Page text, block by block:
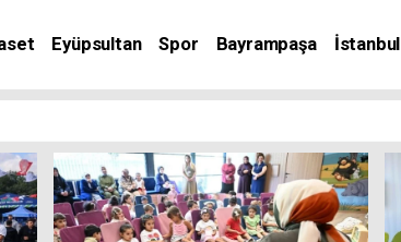
Eyüpsultan Spor Bayrampaşa İstanbul